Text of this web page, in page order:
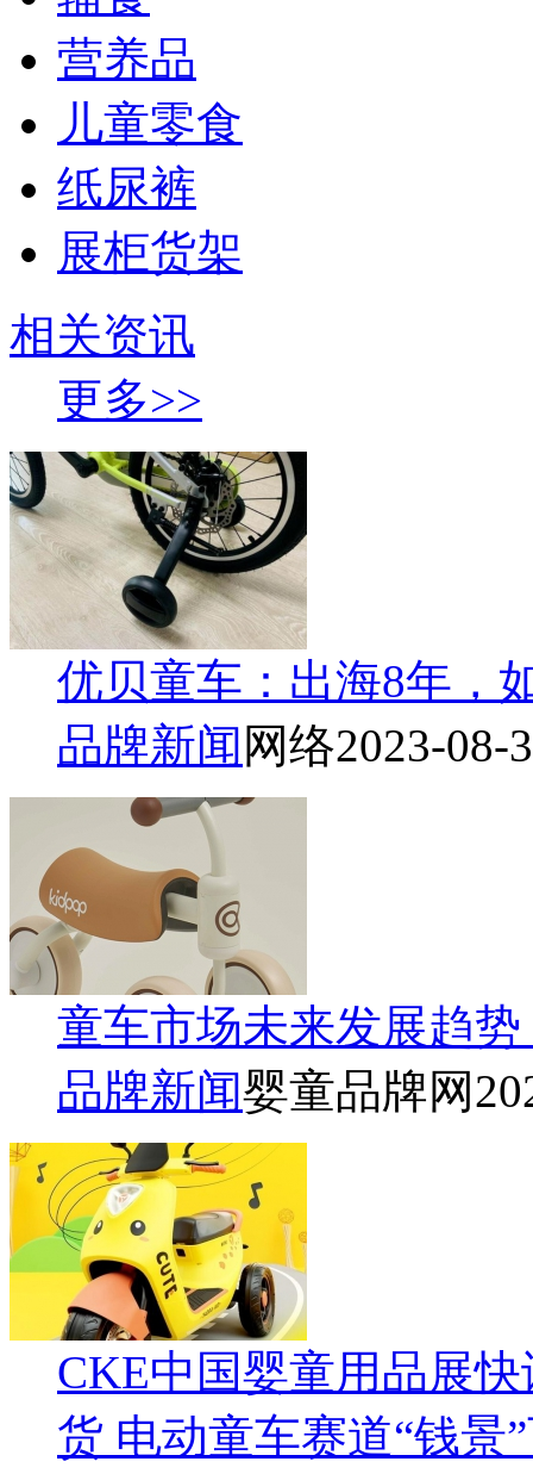
营养品
儿童零食
纸尿裤
展柜货架
相关资讯
更多>>
优贝童车：出海8年，
品牌新闻 网络2023-08-
童车市场未来发展趋
品牌新闻婴童品牌网
CKE中国婴童用品展
货 电动童车赛道“钱景